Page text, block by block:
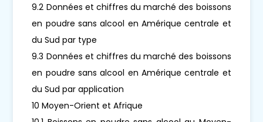
9.2 Données et chiffres du marché des boissons
en poudre sans alcool en Amérique centrale et
du Sud par type
9.3 Données et chiffres du marché des boissons
en poudre sans alcool en Amérique centrale et
du Sud par application
10 Moyen-Orient et Afrique